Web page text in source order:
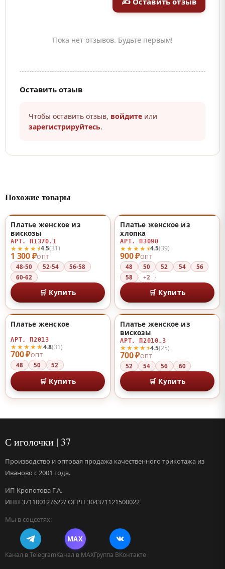
Пока нет отзывов. Будьте первым!
Оставить отзыв
Чтобы оставить отзыв, войдите или
зарегистрируйтесь.
Похожие товары
1 300 ₽ОПТ
★★★★⯨4.5(31)
Платье женское из
вискозы
АРТ. П1370.1
48-50 52-54
56-58
60-62
🛒 Купить
900 ₽ОПТ
★★★★⯨4.5(39)
Платье женское из
хлопка
АРТ. П3090
48 50 52 54
56
58
+2
🛒 Купить
700 ₽ОПТ
★★★★★4.8(31)
Платье женское
АРТ. П2013
48 50 52
🛒 Купить
700 ₽ОПТ
★★★★⯨4.5(25)
Платье женское из
вискозы
АРТ. П2010.3
52 54 56 60
🛒 Купить
С иголочки | 37
Производство и оптовая продажа качественного трикотажа из
Иваново с 2001 года.
ИП Кропотова Г.А.
ИНН 371100127622/ ОГРН 304371121500022
Мы в соцсетях:
Канал в Telegram
MAX
Канал в MAXГруппа ВКонтакте